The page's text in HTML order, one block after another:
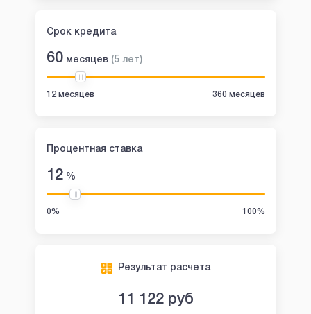
Срок кредита
60 месяцев (5 лет)
12 месяцев 360 месяцев
Процентная ставка
12%
0% 100%
Результат расчета
11 122руб